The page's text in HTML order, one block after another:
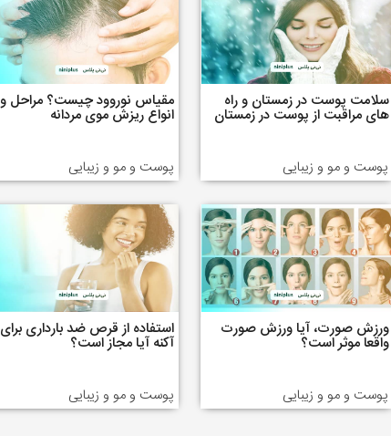
سلامت پوست در زمستان و راه
های مراقبت از پوست در زمستان
پوست و مو و زیبایی
مقیاس نوروود چیست؟ مراحل و
انواع ریزش موی مردانه
پوست و مو و زیبایی
ورزش صورت، آیا ورزش صورت
واقعا موثر است؟
پوست و مو و زیبایی
استفاده از قرص ضد بارداری برای
آکنه آیا مجاز است؟
پوست و مو و زیبایی